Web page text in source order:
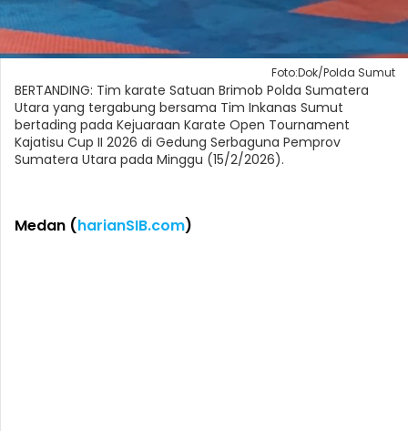
Foto:Dok/Polda Sumut
BERTANDING: Tim karate Satuan Brimob Polda Sumatera
Utara yang tergabung bersama Tim Inkanas Sumut
bertading pada Kejuaraan Karate Open Tournament
Kajatisu Cup II 2026 di Gedung Serbaguna Pemprov
Sumatera Utara pada Minggu (15/2/2026).
Medan (harianSIB.com)